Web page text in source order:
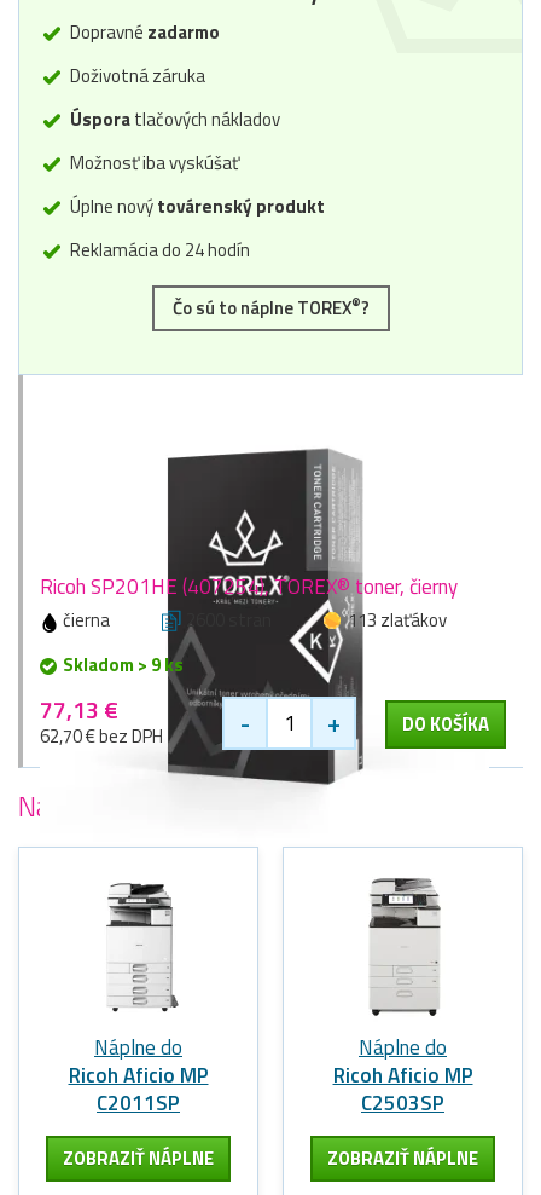
Dopravné zadarmo
Doživotná záruka
Úsporatlačových nákladov
Možnosť iba vyskúšať
Úplne novýtovárenský produkt
Reklamácia do 24 hodín
Čo sú to náplne TOREX®?
Ricoh SP201HE (407254), TOREX® toner, čierny
čierna 2600 stran
113 zlaťákov
Skladom > 9 ks
77,13 €
62,70 € bez DPH - + DO KOŠÍKA
Najobľúbenejšie
Náplne do
Ricoh Aficio MP
C2011SP
ZOBRAZIŤ NÁPLNE
Náplne do
Ricoh Aficio MP
C2503SP
ZOBRAZIŤ NÁPLNE